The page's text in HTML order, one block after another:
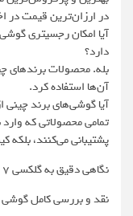
در ارزان‌ترین قیمت در
آیا امکان رجسیتری
دارد؟
بله. محصولات برندهای
آن‌ها استفاده کرد.
آیا گوشی‌های برند چینی
تمامی محصولاتی که وارد
پشتیبانی می‌کنند، بلکه
نگاهی دقیق به گلکسی Z fold 7
نقد و بررسی کامل گوشی Z Fold 7؛ امسال بازی فرق می‌کند!